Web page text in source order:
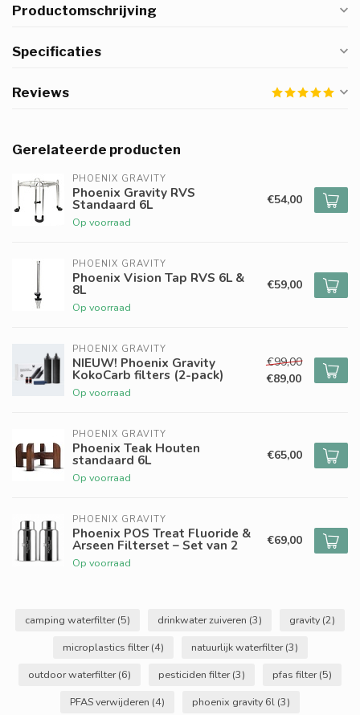
Productomschrijving
Specificaties
Reviews
Gerelateerde producten
PHOENIX GRAVITY
Phoenix Gravity RVS
Standaard 6L
Op voorraad
€54,00
PHOENIX GRAVITY
Phoenix Vision Tap RVS 6L &
8L
Op voorraad
€59,00
PHOENIX GRAVITY
NIEUW! Phoenix Gravity
KokoCarb filters (2-pack)
Op voorraad
€99,00
€89,00
PHOENIX GRAVITY
Phoenix Teak Houten
standaard 6L
Op voorraad
€65,00
PHOENIX GRAVITY
Phoenix POS Treat Fluoride &
Arseen Filterset – Set van 2
Op voorraad
€69,00
camping waterfilter(5) drinkwater zuiveren (3) gravity (2)
microplastics filter(4) natuurlijk waterfilter(3)
outdoor waterfilter(6) pesticiden filter(3) pfas filter(5)
PFAS verwijderen (4) phoenix gravity 6l (3)